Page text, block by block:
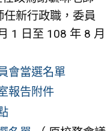
新行政職，委員
1 日至 108 年 8 月
會當選名單
報告附件